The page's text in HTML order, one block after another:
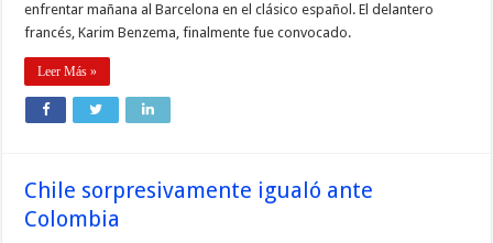
enfrentar mañana al Barcelona en el clásico español. El delantero
francés, Karim Benzema, finalmente fue convocado.
Leer Más »
Chile sorpresivamente igualó ante
Colombia